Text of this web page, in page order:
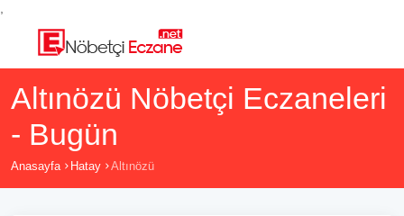
Altınözü Nöbetçi Eczaneleri
- Bugün
Anasayfa Hatay Altınözü